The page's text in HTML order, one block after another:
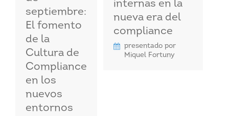
septiembre:
El fomento
de la
Cultura de
Compliance
en los
nuevos
entornos
internas en la
nueva era del
compliance
presentado por
Miquel Fortuny